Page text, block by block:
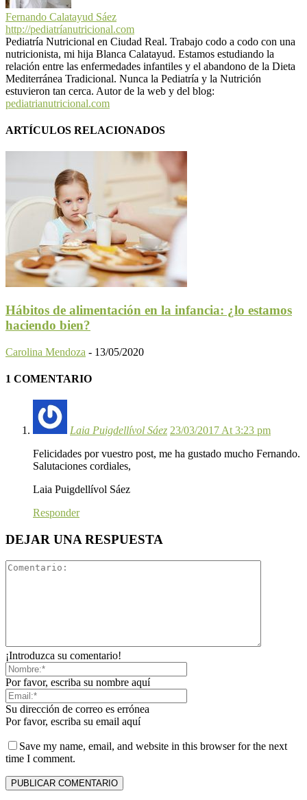
Fernando Calatayud Sáez
http://pediatríanutricional.com
Pediatría Nutricional en Ciudad Real. Trabajo codo a codo con una
nutricionista, mi hija Blanca Calatayud. Estamos estudiando la
relación entre las enfermedades infantiles y el abandono de la Dieta
Mediterránea Tradicional. Nunca la Pediatría y la Nutrición
estuvieron tan cerca. Autor de la web y del blog:
pediatrianutricional.com
ARTÍCULOS RELACIONADOS
Hábitos de alimentación en la infancia: ¿lo estamos
haciendo bien?
Carolina Mendoza - 13/05/2020
1 COMENTARIO
Laia Puigdellívol Sáez 23/03/2017 At 3:23 pm
Felicidades por vuestro post, me ha gustado mucho Fernando.
Salutaciones cordiales,
Laia Puigdellívol Sáez
Responder
DEJAR UNA RESPUESTA
¡Introduzca su comentario!
Por favor, escriba su nombre aquí
Su dirección de correo es errónea
Por favor, escriba su email aquí
Save my name, email, and website in this browser for the next
time I comment.